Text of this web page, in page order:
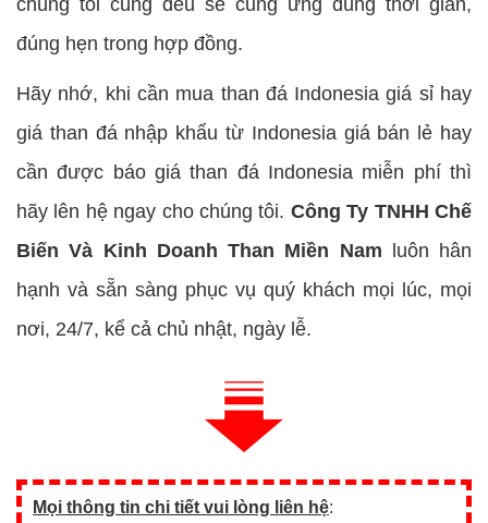
chúng tôi cùng đều sẽ cung ứng đúng thời gian,
đúng hẹn trong hợp đồng.
Hãy nhớ, khi cần mua than đá Indonesia giá sỉ hay
giá than đá nhập khẩu từ Indonesia giá bán lẻ hay
cần được báo giá than đá Indonesia miễn phí thì
hãy lên hệ ngay cho chúng tôi. Công Ty TNHH Chế
Biến Và Kinh Doanh Than Miền Nam luôn hân
hạnh và sẵn sàng phục vụ quý khách mọi lúc, mọi
nơi, 24/7, kể cả chủ nhật, ngày lễ.
Mọi thông tin chi tiết vui lòng liên hệ: